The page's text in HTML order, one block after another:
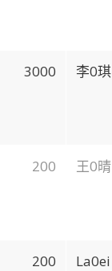
3000 李0琪
200 王0晴
200
La0ei